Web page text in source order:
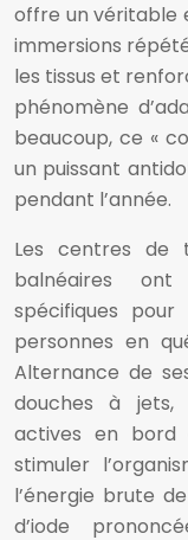
offre un véritable
immersions
les tissus et
phénomène
beaucoup, ce «
un puissant
pendant l’année.
Les centres de
balnéaires
spécifiques
personnes en
Alternance de
douches à jets,
actives en
stimuler
l’énergie brute
d’iode